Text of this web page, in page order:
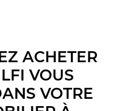
ACHETER
VOUS
VOTRE